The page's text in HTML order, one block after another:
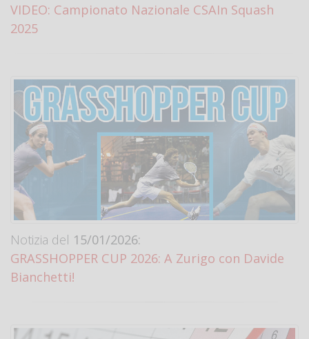
VIDEO: Campionato Nazionale CSAIn Squash
2025
Notizia del 15/01/2026:
GRASSHOPPER CUP 2026: A Zurigo con Davide
Bianchetti!